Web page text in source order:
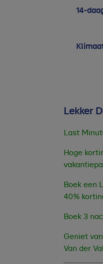
14-
Lekker
Last
Hoge
Boek een
40%
Boek 3
Geniet
Van der